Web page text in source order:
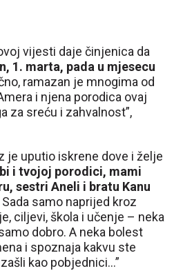
vijesti daje činjenica da
1. marta, pada u mjesecu
ramazan je mnogima od
i njena porodica ovaj
za sreću i zahvalnost”,
je uputio iskrene dove i želje
i tvojoj porodici, mami
sestri Aneli i bratu Kanu
Sada samo naprijed kroz
ciljevi, škola i učenje – neka
dobro. A neka bolest
i spoznaja kakvu ste
kao pobjednici…”